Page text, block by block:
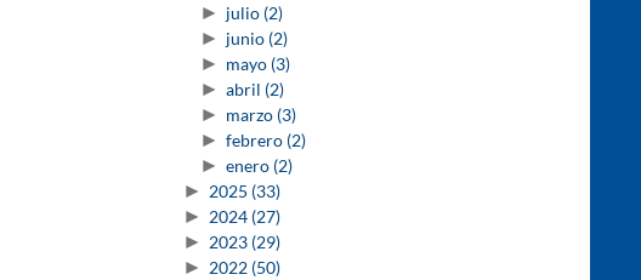
► julio (2)
► junio (2)
► mayo (3)
► abril (2)
► marzo (3)
► febrero (2)
► enero (2)
► 2025 (33)
► 2024 (27)
► 2023 (29)
► 2022 (50)